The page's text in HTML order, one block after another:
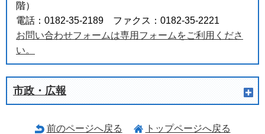
階）
電話：0182-35-2189 ファクス：0182-35-2221
お問い合わせフォームは専用フォームをご利用くださ
い。
市政・広報
前のページへ戻る トップページへ戻る